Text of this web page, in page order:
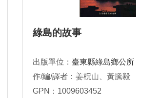
綠島的故事
出版單位： 臺東縣綠島鄉公所
作/編/譯者：姜柷山、黃騰毅
GPN：1009603452